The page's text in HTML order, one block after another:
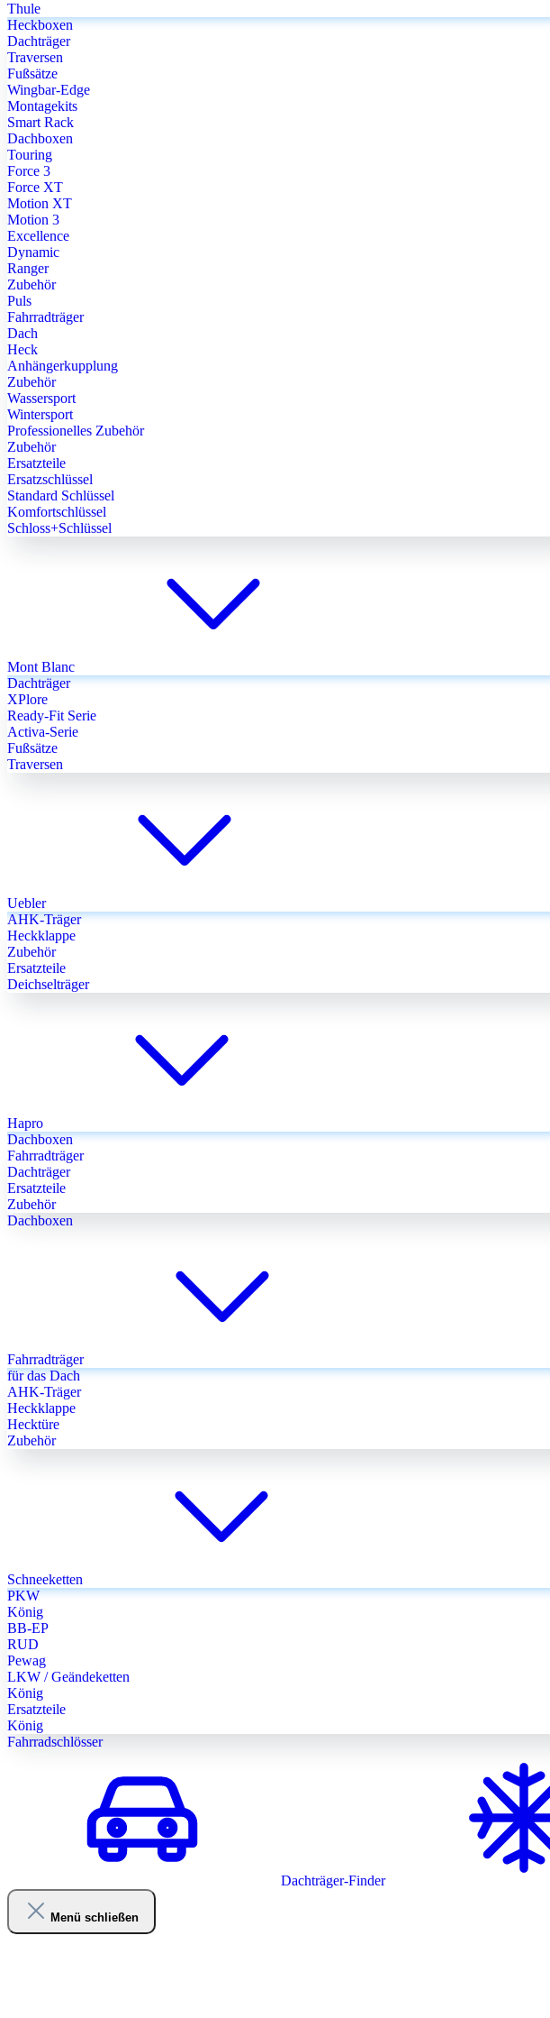
Thule
Heckboxen
Dachträger
Traversen
Fußsätze
Wingbar-Edge
Montagekits
Smart Rack
Dachboxen
Touring
Force 3
Force XT
Motion XT
Motion 3
Excellence
Dynamic
Ranger
Zubehör
Puls
Fahrradträger
Dach
Heck
Anhängerkupplung
Zubehör
Wassersport
Wintersport
Professionelles Zubehör
Zubehör
Ersatzteile
Ersatzschlüssel
Standard Schlüssel
Komfortschlüssel
Schloss+Schlüssel
Mont Blanc
Dachträger
XPlore
Ready-Fit Serie
Activa-Serie
Fußsätze
Traversen
Uebler
AHK-Träger
Heckklappe
Zubehör
Ersatzteile
Deichselträger
Hapro
Dachboxen
Fahrradträger
Dachträger
Ersatzteile
Zubehör
Dachboxen
Fahrradträger
für das Dach
AHK-Träger
Heckklappe
Hecktüre
Zubehör
Schneeketten
PKW
König
BB-EP
RUD
Pewag
LKW / Geändeketten
König
Ersatzteile
König
Fahrradschlösser
Dachträger-Finder
Menü schließen